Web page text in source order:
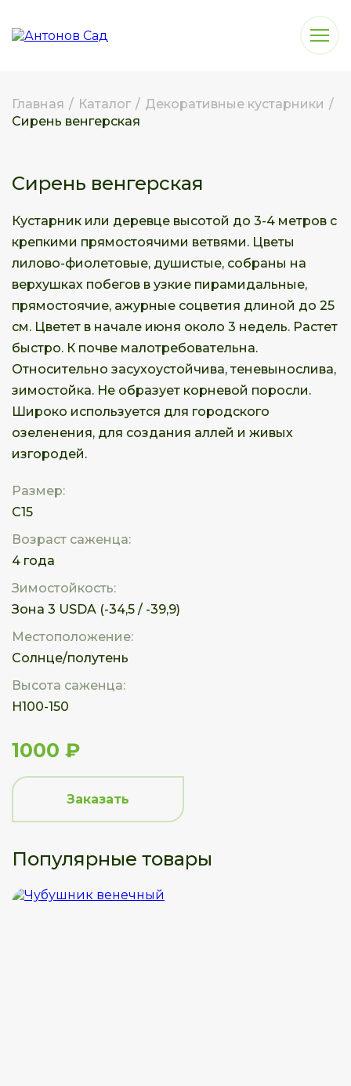
Главная / Каталог / Декоративные кустарники /
Сирень венгерская
Сирень венгерская
Кустарник или деревце высотой до 3-4 метров с
крепкими прямостоячими ветвями. Цветы
лилово-фиолетовые, душистые, собраны на
верхушках побегов в узкие пирамидальные,
прямостоячие, ажурные соцветия длиной до 25
см. Цветет в начале июня около 3 недель. Растет
быстро. К почве малотребовательна.
Относительно засухоустойчива, теневынослива,
зимостойка. Не образует корневой поросли.
Широко используется для городского
озеленения, для создания аллей и живых
изгородей.
Размер:
С15
Возраст саженца:
4 года
Зимостойкость:
Зона 3 USDA (-34,5 / -39,9)
Местоположение:
Солнце/полутень
Высота саженца:
Н100-150
1000 ₽
Заказать
Популярные товары